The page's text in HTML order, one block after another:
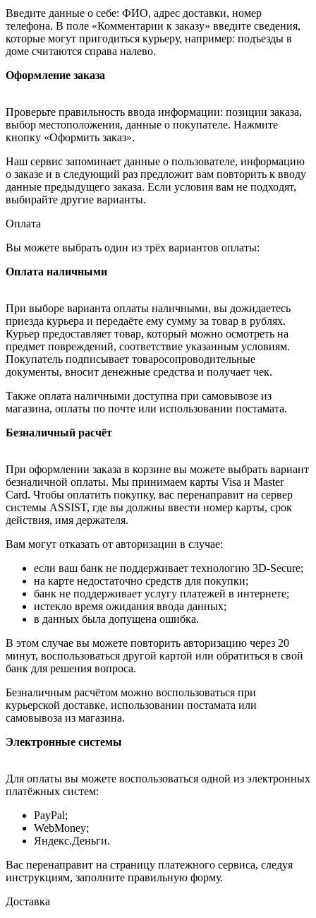
Введите данные о себе: ФИО, адрес доставки, номер
телефона. В поле «Комментарии к заказу» введите сведения,
которые могут пригодиться курьеру, например: подъезды в
доме считаются справа налево.
Оформление заказа
Проверьте правильность ввода информации: позиции заказа,
выбор местоположения, данные о покупателе. Нажмите
кнопку «Оформить заказ».
Наш сервис запоминает данные о пользователе, информацию
о заказе и в следующий раз предложит вам повторить к вводу
данные предыдущего заказа. Если условия вам не подходят,
выбирайте другие варианты.
Оплата
Вы можете выбрать один из трёх вариантов оплаты:
Оплата наличными
При выборе варианта оплаты наличными, вы дожидаетесь
приезда курьера и передаёте ему сумму за товар в рублях.
Курьер предоставляет товар, который можно осмотреть на
предмет повреждений, соответствие указанным условиям.
Покупатель подписывает товаросопроводительные
документы, вносит денежные средства и получает чек.
Также оплата наличными доступна при самовывозе из
магазина, оплаты по почте или использовании постамата.
Безналичный расчёт
При оформлении заказа в корзине вы можете выбрать вариант
безналичной оплаты. Мы принимаем карты Visa и Master
Card. Чтобы оплатить покупку, вас перенаправит на сервер
системы ASSIST, где вы должны ввести номер карты, срок
действия, имя держателя.
Вам могут отказать от авторизации в случае:
если ваш банк не поддерживает технологию 3D-Secure;
на карте недостаточно средств для покупки;
банк не поддерживает услугу платежей в интернете;
истекло время ожидания ввода данных;
в данных была допущена ошибка.
В этом случае вы можете повторить авторизацию через 20
минут, воспользоваться другой картой или обратиться в свой
банк для решения вопроса.
Безналичным расчётом можно воспользоваться при
курьерской доставке, использовании постамата или
самовывоза из магазина.
Электронные системы
Для оплаты вы можете воспользоваться одной из электронных
платёжных систем:
PayPal;
WebMoney;
Яндекс.Деньги.
Вас перенаправит на страницу платежного сервиса, следуя
инструкциям, заполните правильную форму.
Доставка